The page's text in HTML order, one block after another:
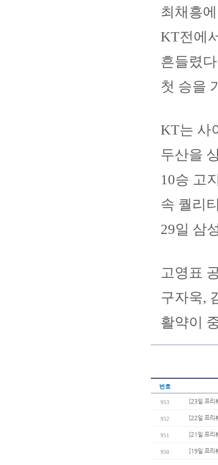
최채흥
KT전에
흔들렸
첫 승을
KT는 사
두산을
10승 고
속 퀄리
29일 삼
고영표
구자욱,
활약이
번호
953 [23일 프리
952 [22일 프리
951 [21일 프리
950 [19일 프리